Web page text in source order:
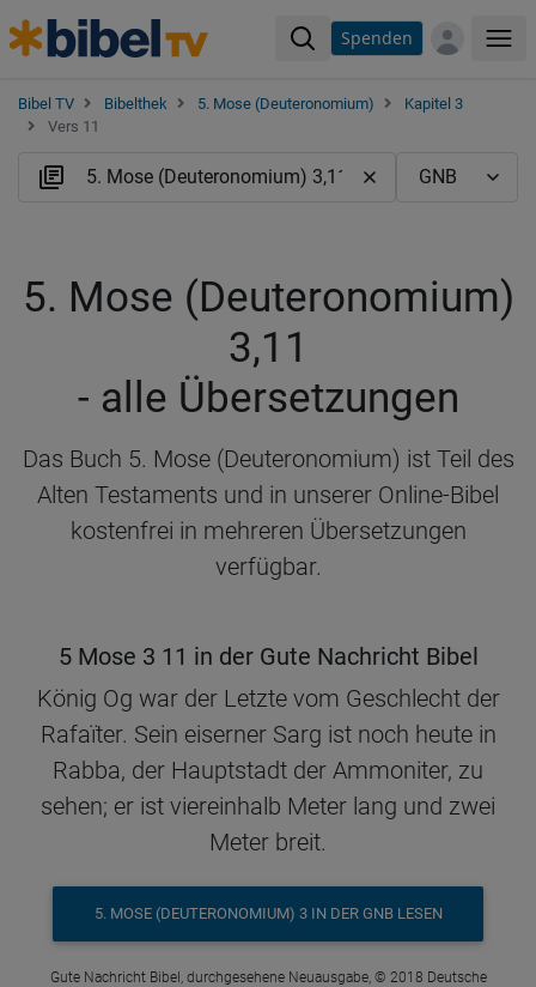
Spenden
Bibel TV Bibelthek 5. Mose (Deuteronomium)
Kapitel 3
Vers 11
5. Mose (Deuteronomium)
3,11
- alle Übersetzungen
Das Buch 5. Mose (Deuteronomium) ist Teil des
Alten Testaments und in unserer Online-Bibel
kostenfrei in mehreren Übersetzungen
verfügbar.
5 Mose 3 11 in der Gute Nachricht Bibel
König Og war der Letzte vom Geschlecht der
Rafaïter. Sein eiserner Sarg ist noch heute in
Rabba, der Hauptstadt der Ammoniter, zu
sehen; er ist viereinhalb Meter lang und zwei
Meter breit.
5. MOSE (DEUTERONOMIUM) 3 IN DER GNB LESEN
Gute Nachricht Bibel, durchgesehene Neuausgabe, © 2018 Deutsche